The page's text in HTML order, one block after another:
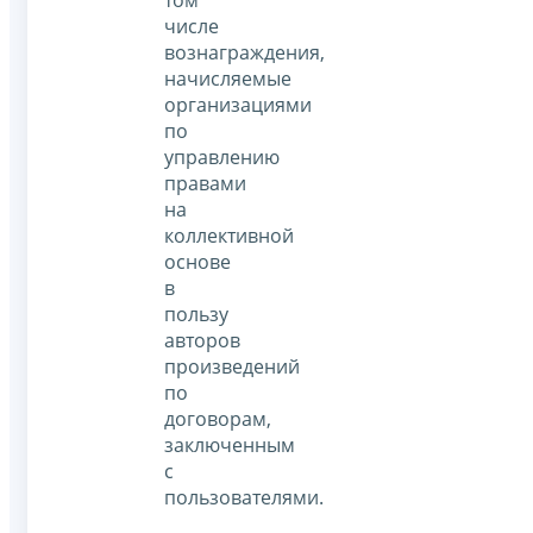
числе
вознаграждения,
начисляемые
организациями
по
управлению
правами
на
коллективной
основе
в
пользу
авторов
произведений
по
договорам,
заключенным
с
пользователями.